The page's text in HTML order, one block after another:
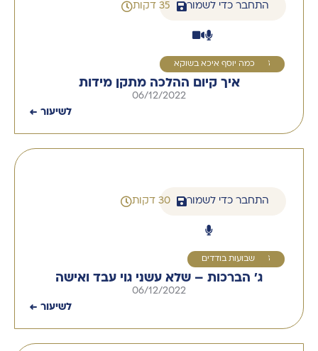
התחבר כדי לשמור 35 דקות
3 כמה יוסף איכא בשוקא
‏‏איך קיום ההלכה מתקן מידות
06/12/2022
לשיעור ←
התחבר כדי לשמור 30 דקות
3 שבועות בודדים
ג' הברכות – שלא עשני גוי עבד ואישה
06/12/2022
לשיעור ←